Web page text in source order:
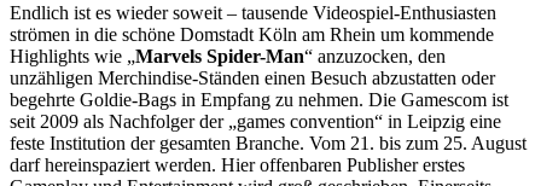
Endlich ist es wieder soweit – tausende Videospiel-Enthusiasten
strömen in die schöne Domstadt Köln am Rhein um kommende
Highlights wie „Marvels Spider-Man“ anzuzocken, den
unzähligen Merchindise-Ständen einen Besuch abzustatten oder
begehrte Goldie-Bags in Empfang zu nehmen. Die Gamescom ist
seit 2009 als Nachfolger der „games convention“ in Leipzig eine
feste Institution der gesamten Branche. Vom 21. bis zum 25. August
darf hereinspaziert werden. Hier offenbaren Publisher erstes